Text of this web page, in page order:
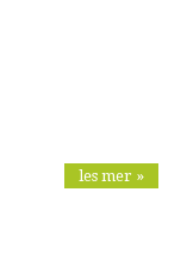
les mer »